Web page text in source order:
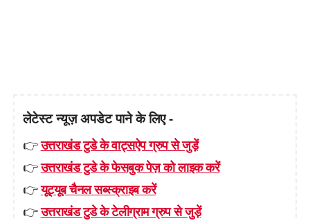
लेटेस्ट न्यूज़ अपडेट पाने के लिए -
👉उत्तराखंड टुडे के वाट्सऐप ग्रुप से जुड़ें
👉उत्तराखंड टुडे के फेसबुक पेज़ को लाइक करें
👉यूट्यूब चैनल सब्स्क्राइब करें
👉उत्तराखंड टुडे के टेलीग्राम ग्रुप से जुड़ें